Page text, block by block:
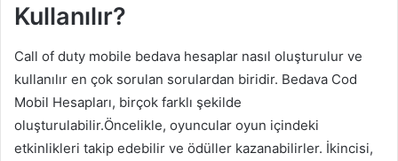
Kullanılır?
Call of duty mobile bedava hesaplar nasıl oluşturulur ve
kullanılır en çok sorulan sorulardan biridir. Bedava Cod
Mobil Hesapları, birçok farklı şekilde
oluşturulabilir.Öncelikle, oyuncular oyun içindeki
etkinlikleri takip edebilir ve ödüller kazanabilirler. İkincisi,